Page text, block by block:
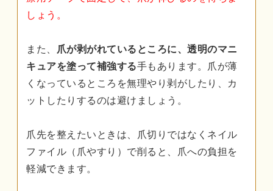
しょう。
また、 爪が剥がれているところに、透明のマニ
キュアを塗って補強する手もあります。爪が薄
くなっているところを無理やり剥がしたり、カ
ットしたりするのは避けましょう。
爪先を整えたいときは、爪切りではなくネイル
ファイル（爪やすり）で削ると、爪への負担を
軽減できます。